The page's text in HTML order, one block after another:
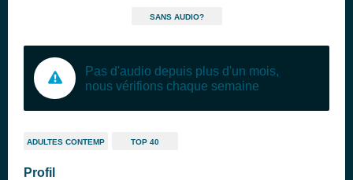
SANS AUDIO?
Pas d'audio depuis plus d'un mois,
nous vérifions chaque semaine
ADULTES CONTEMP TOP 40
Profil